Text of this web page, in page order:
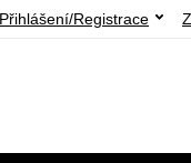
Přihlášení/Registrace